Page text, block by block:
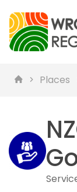
Places